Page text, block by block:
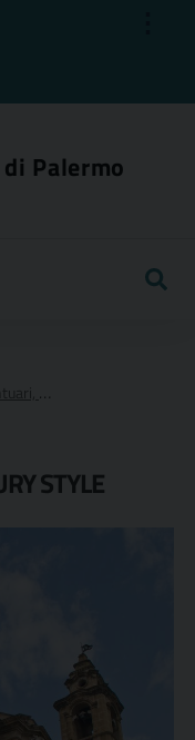
Palermo
STYLE